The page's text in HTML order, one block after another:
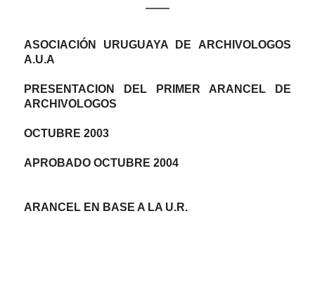
ASOCIACIÓN URUGUAYA DE ARCHIVOLOGOS
A.U.A
PRESENTACION DEL PRIMER ARANCEL DE
ARCHIVOLOGOS
OCTUBRE 2003
APROBADO OCTUBRE 2004
ARANCEL EN BASE A LA U.R.